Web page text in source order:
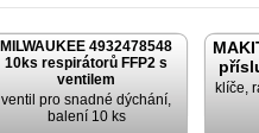
MILWAUKEE 4932478548
10ks respirátorů FFP2 s
ventilem
ventil pro snadné dýchání,
balení 10 ks
klíče,